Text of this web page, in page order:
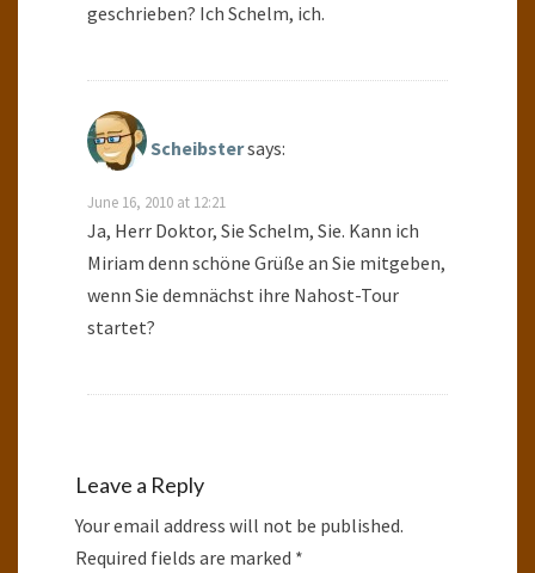
geschrieben? Ich Schelm, ich.
Scheibstersays:
June 16, 2010 at 12:21
Ja, Herr Doktor, Sie Schelm, Sie. Kann ich
Miriam denn schöne Grüße an Sie mitgeben,
wenn Sie demnächst ihre Nahost-Tour
startet?
Leave a Reply
Your email address will not be published.
Required fields are marked *